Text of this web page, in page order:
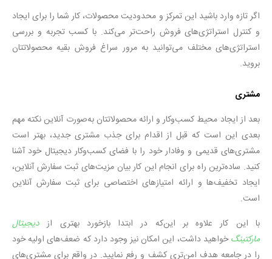
اگر تازه‌ وارد باشید این تمرکز و محدودیت محصولات، کار شما را برای ایجاد
و کنترل استراتژی‌های فروش راحت‌تر می‌کند. با کسب تجربه و بررسی
استراتژی‌های مختلف می‌توانید به‌ مرور سراغ فروش بقیه محصولاتتان
بروید.
مشتری
بعد از ایجاد محیط کسب‌وکار و ارائه محصولاتتان به‌صورت آنلاین نکته مهم
بعدی این است که قبل از اقدام برای جذب مشتری جدید، بهتر است
مشتری‌های قدیمی و وفادار خود را با فضای کسب‌وکار دیجیتال خود آشنا
کنید. ساده‌ترین راه برای انجام این کار بیان مزیت‌های ثبت سفارش آنلاین،
ایجاد تخفیف‌ها و ارائه امتیازهای اختصاصی برای ثبت سفارش آنلاین
است.
با این کار علاوه بر این‌که در ابتدا بازخورد بهتری از دیجیتال
مارکتینگخواهید داشت، این امکان نیز وجود دارد که ضعف‌های اولیه خود
را در جامعه هدف امن‌تری کشف و رفع نمایید. در واقع برای مشتری‌های